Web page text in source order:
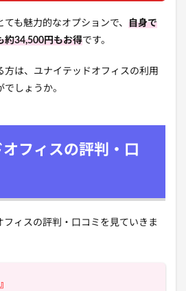
も魅力的なオプションで、 自身で
約34,500円もお得です。
方は、ユナイテッドオフィスの利用
しょうか。
フィスの評判・口
フィスの評判・口コミを見ていきま